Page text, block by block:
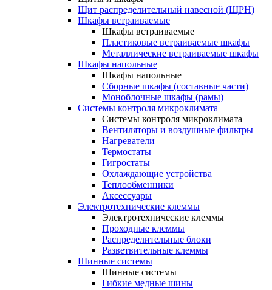
Щит распределительный навесной (ЩРН)
Шкафы встраиваемые
Шкафы встраиваемые
Пластиковые встраиваемые шкафы
Металлические встраиваемые шкафы
Шкафы напольные
Шкафы напольные
Сборные шкафы (составные части)
Моноблочные шкафы (рамы)
Системы контроля микроклимата
Системы контроля микроклимата
Вентиляторы и воздушные фильтры
Нагреватели
Термостаты
Гигростаты
Охлаждающие устройства
Теплообменники
Аксессуары
Электротехнические клеммы
Электротехнические клеммы
Проходные клеммы
Распределительные блоки
Разветвительные клеммы
Шинные системы
Шинные системы
Гибкие медные шины